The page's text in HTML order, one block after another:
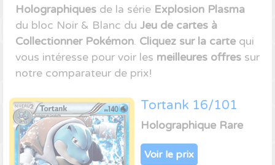
Holographiques de la série Explosion Plasma
du bloc Noir & Blanc du Jeu de cartes à
Collectionner Pokémon. Cliquez sur la carte qui
vous intéresse pour voir les meilleures offres sur
notre comparateur de prix!
Tortank 16/101
Holographique Rare
Voir le prix